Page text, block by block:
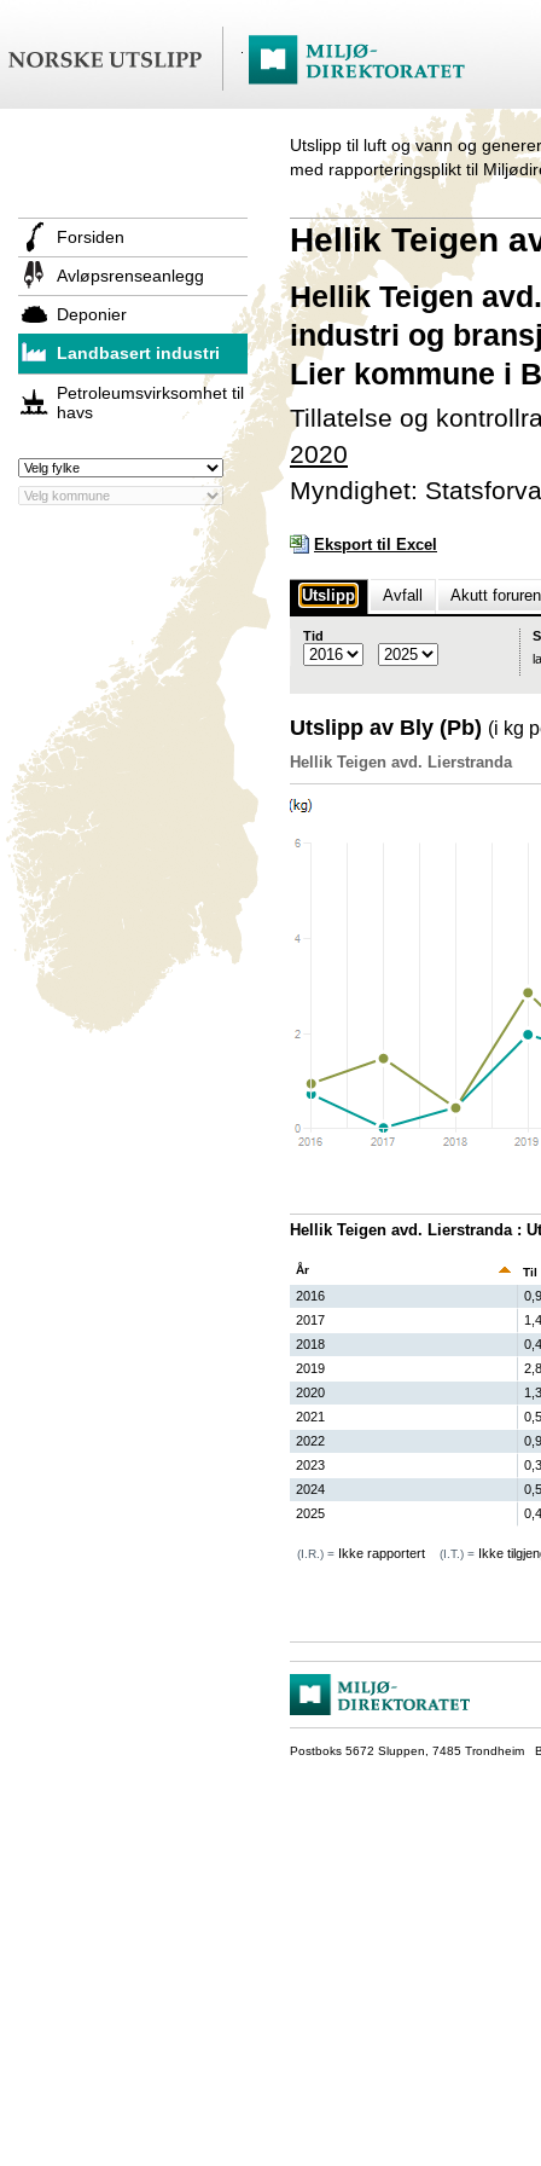
Utslipp til luft og vann og
med rapporteringsplikt til
Forsiden
Avløpsrenseanlegg
Deponier
Landbasert industri
Petroleumsvirksomhet til
havs
Hellik Teigen
Hellik Teigen
industri og
Lier kommune i
Tillatelse og
2020
Myndighet:
Eksport til Excel
Utslipp Avfall Akutt
Tid
Utslipp av Bly (Pb) (i kg
Hellik Teigen avd. Lierstranda
Hellik Teigen avd. Lierstranda :
År
2016
2017
2018
2019
2020
2021
2022
2023
2024
2025
(I.R.) = Ikke rapportert (I.T.) = Ikke
Postboks 5672 Sluppen, 7485 Trondheim